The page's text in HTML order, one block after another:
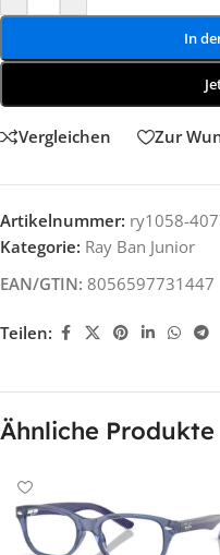
In
Vergleichen Zur
Artikelnummer: ry1058-
Kategorie: Ray Ban Junior
EAN/GTIN: 8056597731447
Teilen:
Ähnliche Produkte